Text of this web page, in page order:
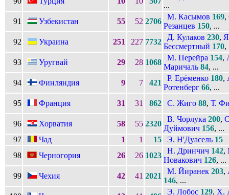
...
91
Узбекистан 55 52 2706
М. Касымов 169,
Резанцев 150, ...
92
Украина 251 227 7732
Д. Кулаков 230,
Бессмертный 170,
93
Уругвай 29 28 1068
М. Перейра 154,
Маричаль 84, ...
94
Финляндия 9 7 421
Р. Ерёменко 180,
Ротенберг 66, ...
95
Франция 31 31 862 С. Жиго 88, Т.
96 Хорватия 58 55 2320
В. Чорлука 200,
Дуймович 156, ...
97
Чад 1 1 15 Э. Н'Дуасель 15
98
Черногория 26 26 1023
Н. Дринчич 142,
Новакович 126, ...
99
Чехия 42 41 2021
М. Йиранек 203,
146, ...
Э. Лобос 129, Х.